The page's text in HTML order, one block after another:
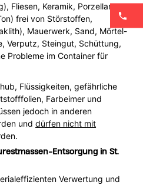
Fliesen, Keramik, Porzellan,
frei von Störstoffen,
Mauerwerk, Sand, Mörtel-
Verputz, Steingut, Schüttung,
Probleme im Container für
Flüssigkeiten, gefährliche
Farbeimer und
jedoch in anderen
unddürfen nicht mit
Entsorgung in St.
Verwertung und